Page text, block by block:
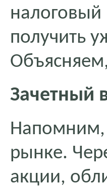
получить
Зачетный
Напомним,
рынке.
акции,